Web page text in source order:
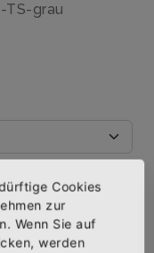
TS-grau
Cookies
zur
Wenn Sie auf
werden